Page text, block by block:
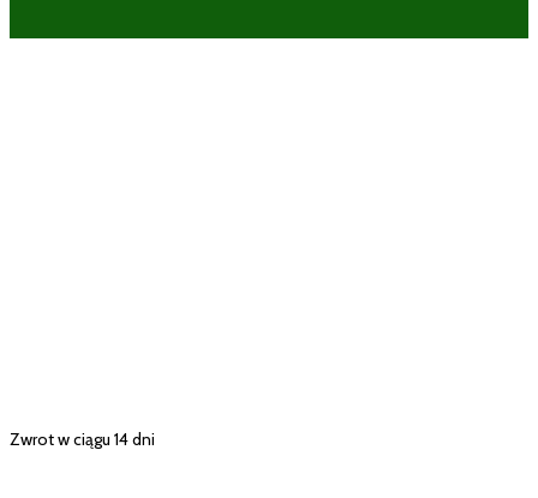
Zwrot w ciągu 14 dni